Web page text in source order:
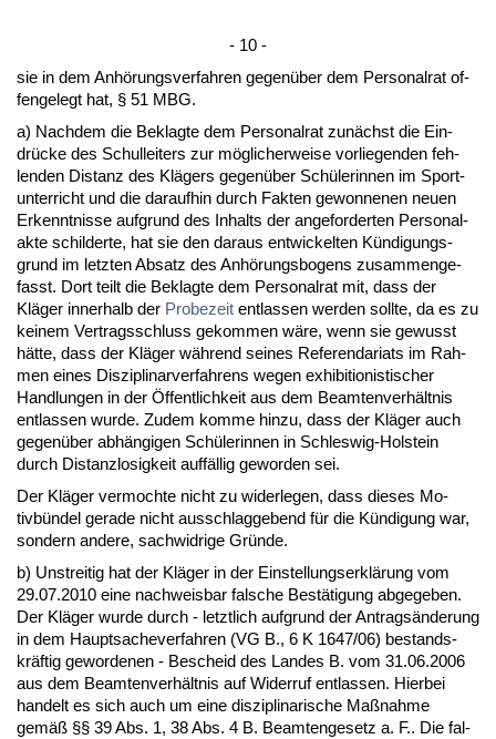
- 10 -
sie in dem Anhörungs­ver­fah­ren ge­genüber dem Per­so­nal­rat of­
fen­ge­legt hat, § 51 MBG.
a) Nach­dem die Be­klag­te dem Per­so­nal­rat zunächst die Ein­
drücke des Schul­lei­ters zur mögli­cher­wei­se vor­lie­gen­den feh­
len­den Dis­tanz des Klägers ge­genüber Schüle­rin­nen im Sport­
un­ter­richt und die dar­auf­hin durch Fak­ten ge­won­ne­nen neu­en
Er­kennt­nis­se auf­grund des In­halts der an­ge­for­der­ten Per­so­nal­
ak­te schil­der­te, hat sie den dar­aus ent­wi­ckel­ten Kündi­gungs­
grund im letz­ten Ab­satz des Anhörungs­bo­gens zu­sam­men­ge­
fasst. Dort teilt die Be­klag­te dem Per­so­nal­rat mit, dass der
Kläger in­ner­halb der Pro­be­zeit ent­las­sen wer­den soll­te, da es zu
kei­nem Ver­trags­schluss ge­kom­men wäre, wenn sie ge­wusst
hätte, dass der Kläger während sei­nes Re­fe­ren­da­ri­ats im Rah­
men ei­nes Dis­zi­pli­nar­ver­fah­rens we­gen ex­hi­bi­tio­nis­ti­scher
Hand­lun­gen in der Öffent­lich­keit aus dem Be­am­ten­verhält­nis
ent­las­sen wur­de. Zu­dem kom­me hin­zu, dass der Kläger auch
ge­genüber abhängi­gen Schüle­rin­nen in Schles­wig-Hol­stein
durch Dis­tanz­lo­sig­keit auffällig ge­wor­den sei.
Der Kläger ver­moch­te nicht zu wi­der­le­gen, dass die­ses Mo­
tivbündel ge­ra­de nicht aus­schlag­ge­bend für die Kündi­gung war,
son­dern an­de­re, sach­wid­ri­ge Gründe.
b) Un­strei­tig hat der Kläger in der Ein­stel­lungs­erklärung vom
29.07.2010 ei­ne nach­weis­bar fal­sche Bestäti­gung ab­ge­ge­ben.
Der Kläger wur­de durch - letzt­lich auf­grund der An­tragsände­rung
in dem Haupt­sa­che­ver­fah­ren (VG B., 6 K 1647/06) be­stands­
kräftig ge­wor­de­nen - Be­scheid des Lan­des B. vom 31.06.2006
aus dem Be­am­ten­verhält­nis auf Wi­der­ruf ent­las­sen. Hier­bei
han­delt es sich auch um ei­ne dis­zi­pli­na­ri­sche Maßnah­me
gemäß §§ 39 Abs. 1, 38 Abs. 4 B. Be­am­ten­ge­setz a. F.. Die fal­